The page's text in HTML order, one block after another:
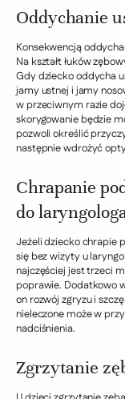
Oddychanie
Konsekwencją
Na kształt łuków
Gdy dziecko oddycha
jamy ustnej i jamy
w przeciwnym razie
skorygowanie będzie
pozwoli określić
następnie wdrożyć
Chrapanie
do
Jeżeli dziecko chrapie
się bez wizyty u
najczęściej jest trzeci
poprawie. Dodatkowo
on rozwój zgryzu i
nieleczone może w
nadciśnienia.
Zgrzytanie